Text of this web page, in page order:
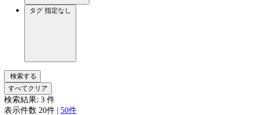
タグ 指定なし
検索する
すべてクリア
検索結果: 3 件
表示件数 20件 | 50件